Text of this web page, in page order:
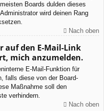
Boards dulden dieses
wird deinen Rang
Nach oben
auf den E-Mail-Link
mich anzumelden.
E-Mail-Funktion für
falls diese von der Board-
Maßnahme soll den
verhindern.
Nach oben